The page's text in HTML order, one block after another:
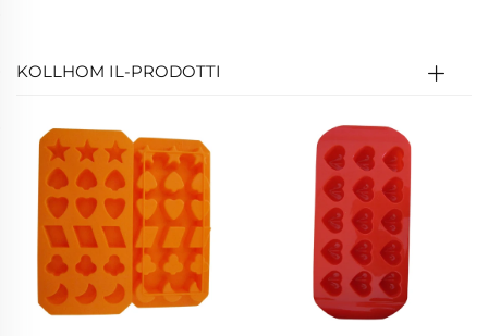
KOLLHOM IL-PRODOTTI